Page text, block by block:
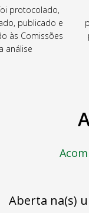
protocolado,
publicado e
às Comissões
análise
Aberta na(s)